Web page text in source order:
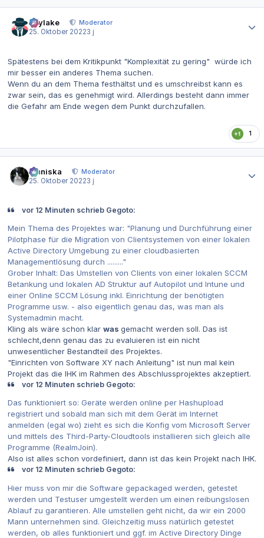
skylake
Moderator
25. Oktober 20223 j
Spätestens bei dem Kritikpunkt "Komplexität zu gering" würde ich
mir besser ein anderes Thema suchen.
Wenn du an dem Thema festhältst und es umschreibst kann es
zwar sein, das es genehmigt wird. Allerdings besteht dann immer
die Gefahr am Ende wegen dem Punkt durchzufallen.
1
Maniska
Moderator
25. Oktober 20223 j
vor 12 Minuten schrieb Gegoto:
Mein Thema des Projektes war: "Planung und Durchführung einer
Pilotphase für die Migration von Clientsystemen von einer lokalen
Active Directory Umgebung zu einer cloudbasierten
Managementlösung durch ........."
Grober Inhalt: Das Umstellen von Clients von einer lokalen SCCM
Betankung und lokalen AD Struktur auf Autopilot und Intune und
einer Online SCCM Lösung inkl. Einrichtung der benötigten
Programme usw. - also eigentlich genau das, was man als
Systemadmin macht.
Kling als wäre schon klar was gemacht werden soll. Das ist
schlecht,denn genau das zu evaluieren ist ein nicht
unwesentlicher Bestandteil des Projektes.
"Einrichten von Software XY nach Anleitung" ist nun mal kein
Projekt das die IHK im Rahmen des Abschlussprojektes akzeptiert.
vor 12 Minuten schrieb Gegoto:
Das funktioniert so: Geräte werden online per Hashupload
registriert und sobald man sich mit dem Gerät im Internet
anmelden (egal wo) zieht es sich die Konfig vom Microsoft Server
und mittels des Third-Party-Cloudtools installieren sich gleich alle
Programme (RealmJoin).
Also ist alles schon vordefiniert, dann ist das kein Projekt nach IHK.
vor 12 Minuten schrieb Gegoto:
Hier muss von mir die Software gepackaged werden, getestet
werden und Testuser umgestellt werden um einen reibungslosen
Ablauf zu garantieren. Alle umstellen geht nicht, da wir ein 2000
Mann unternehmen sind. Gleichzeitig muss natürlich getestet
werden, ob alles funktioniert und ggf. im Active Directory Dinge